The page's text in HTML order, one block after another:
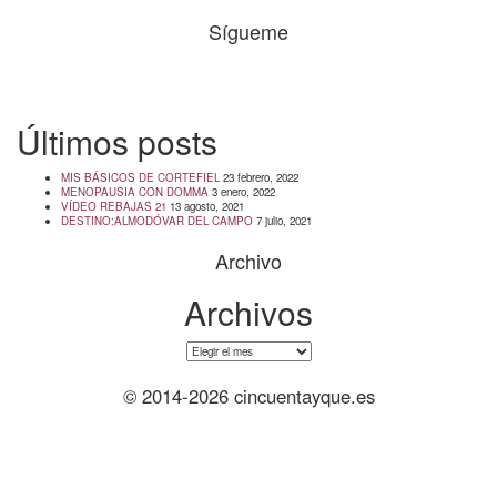
Sígueme
Últimos posts
MIS BÁSICOS DE CORTEFIEL 23 febrero, 2022
MENOPAUSIA CON DOMMA 3 enero, 2022
VÍDEO REBAJAS 21 13 agosto, 2021
DESTINO:ALMODÓVAR DEL CAMPO 7 julio, 2021
Archivo
Archivos
Archivos
© 2014-2026 cincuentayque.es